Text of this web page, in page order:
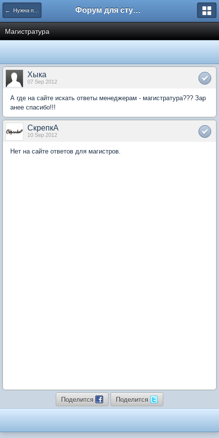
← Нужна помощь Форум для студента СГА
Магистратура
Хыка
07 Sep 2012
А где на сайте искать ответы менеджерам - магистратура??? Зар
анее спасибо!!!
СкрепкА
10 Sep 2012
Нет на сайте ответов для магистров.
Поделится Поделится